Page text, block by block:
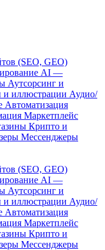
(SEO, GEO)
AI —
Аутсорсинг и
и иллюстрации Аудио/
Автоматизация
Маркетплейс
Крипто и
Мессенджеры
(SEO, GEO)
AI —
Аутсорсинг и
и иллюстрации Аудио/
Автоматизация
Маркетплейс
Крипто и
Мессенджеры